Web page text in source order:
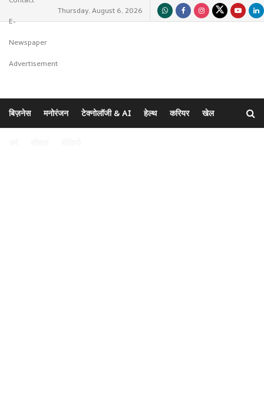
E-
Newspaper
Advertisement
Thursday, August 6, 2026
बिज़नेस मनोरंजन टेक्नोलॉजी & AI हेल्थ करियर खेल